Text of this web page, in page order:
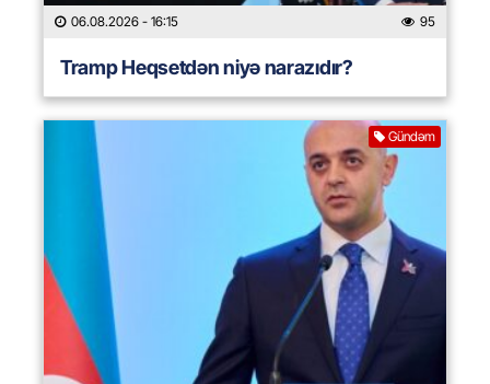
06.08.2026 - 16:15 95
Tramp Heqsetdən niyə narazıdır?
Gündəm